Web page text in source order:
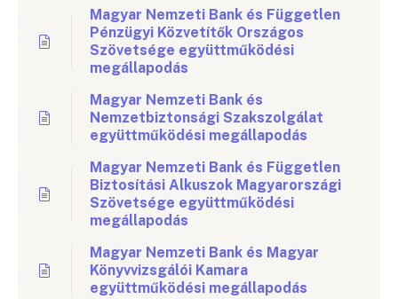
Magyar Nemzeti Bank és Független
Pénzügyi Közvetítők Országos
Szövetsége együttműködési
megállapodás
Magyar Nemzeti Bank és
Nemzetbiztonsági Szakszolgálat
együttműködési megállapodás
Magyar Nemzeti Bank és Független
Biztosítási Alkuszok Magyarországi
Szövetsége együttműködési
megállapodás
Magyar Nemzeti Bank és Magyar
Könyvvizsgálói Kamara
együttműködési megállapodás